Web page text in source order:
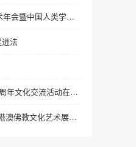
2026年广东省民族宗教学会学术年会暨中国人类学民族学研究会城市民族工作研究专业委员会更名会议在深圳召开
法
《丛林校定清规总要》纂成750周年文化交流活动在浙江金华举行
千载一时 宝华福地——2025粤港澳佛教文化艺术展在港澳成功举办